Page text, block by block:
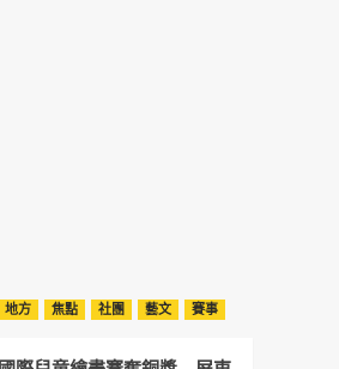
地方 焦點 社團 藝文 賽事